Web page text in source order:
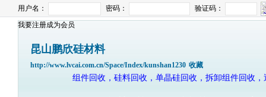
用户名： 密码：
验证码：
我要注册成为会员
昆山鹏欣硅材料
http://www.lvcai.com.cn/Space/Index/kunshan1230 收藏
组件回收，硅料回收，单晶硅回收，拆卸组件回收